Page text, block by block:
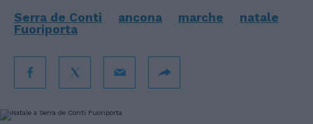
Serra de Conti ancona marche
natale
Fuoriporta